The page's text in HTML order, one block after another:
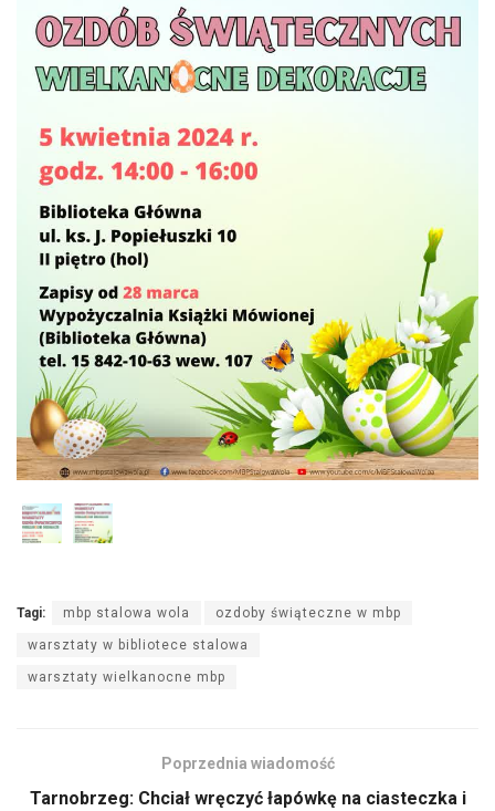
Tagi: mbp stalowa wola ozdoby świąteczne w mbp
warsztaty w bibliotece stalowa
warsztaty wielkanocne mbp
Poprzednia wiadomość
Tarnobrzeg: Chciał wręczyć łapówkę na ciasteczka i